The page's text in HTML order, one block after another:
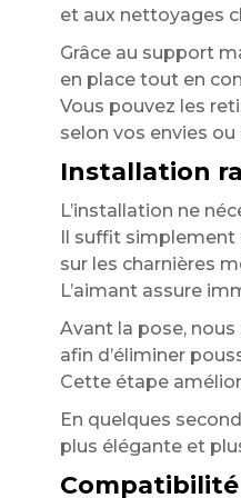
et aux nettoyages
Grâce au support
en place tout en
Vous pouvez les
selon vos envies
Installation
L’installation ne
Il suffit simplement
sur les charnières
L’aimant assure
Avant la pose,
afin d’éliminer
Cette étape
En quelques
plus élégante et